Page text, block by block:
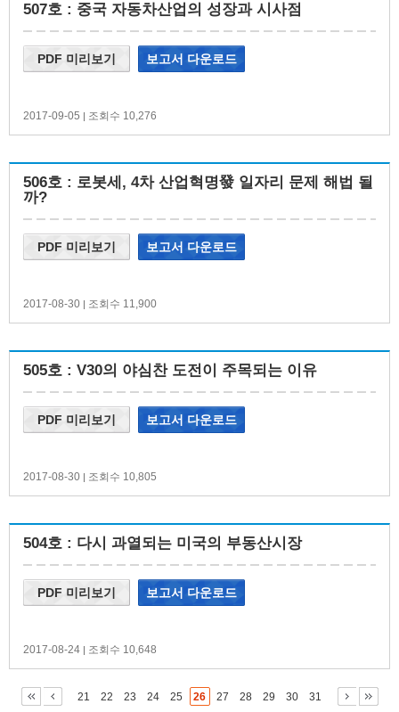
507호 : 중국 자동차산업의 성장과 시사점
2017-09-05 | 조회수 10,276
PDF 미리보기 보고서 다운로드
506호 : 로봇세, 4차 산업혁명發 일자리 문제 해법 될
까?
2017-08-30 | 조회수 11,900
PDF 미리보기 보고서 다운로드
505호 : V30의 야심찬 도전이 주목되는 이유
2017-08-30 | 조회수 10,805
PDF 미리보기 보고서 다운로드
504호 : 다시 과열되는 미국의 부동산시장
2017-08-24 | 조회수 10,648
PDF 미리보기 보고서 다운로드
21 22 23 24 25 26 27 28 29 30 31